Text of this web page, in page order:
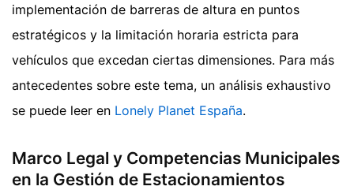
implementación de barreras de altura en puntos
estratégicos y la limitación horaria estricta para
vehículos que excedan ciertas dimensiones. Para más
antecedentes sobre este tema, un análisis exhaustivo
se puede leer en Lonely Planet España.
Marco Legal y Competencias Municipales
en la Gestión de Estacionamientos